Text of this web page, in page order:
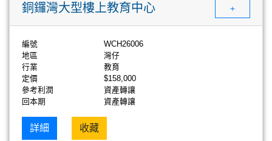
銅鑼灣大型樓上教育中心 +
編號
WCH26006
地區
灣仔
行業
教育
定價
$158,000
參考利潤
資產轉讓
回本期
資產轉讓
詳細 收藏